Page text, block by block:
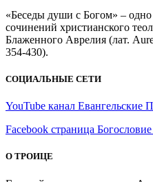
«Беседы души с Богом» –
сочинений христианского
Блаженного Аврелия (лат.
354-430).
СОЦИАЛЬНЫЕ СЕТИ
YouTube канал Евангельские
Facebook страница
О ТРОИЦЕ